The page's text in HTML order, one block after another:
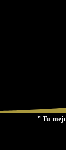
” Tu